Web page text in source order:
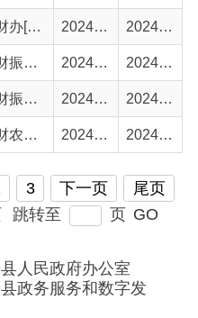
3 下一页
尾页
至 页
民政府办公室
务服务和数字发
号
邮 编：843500
5623856
话：0908-